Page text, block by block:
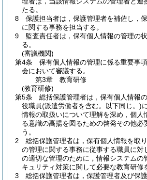
たる。
8
保護担当者は，保護管理者を補佐し，
に関する事務を担当する。
9
監査責任者は，保有個人情報の管理の
る。
(審議機関)
第4条
保有個人情報の管理に係る重要事
会において審議する。
第3章
教育研修
(教育研修)
第5条
総括保護管理者は，保有個人情報
役職員(派遣労働者を含む。以下同じ。)
情報の取扱いについて理解を深め，個人
る意識の高揚を図るための啓発その他必
う。
2
総括保護管理者は，保有個人情報を取
の管理に関する事務に従事する職員に対
の適切な管理のために，情報システムの
キュリティ対策に関して必要な教育研修
3
総括保護管理者は，保護管理者及び保